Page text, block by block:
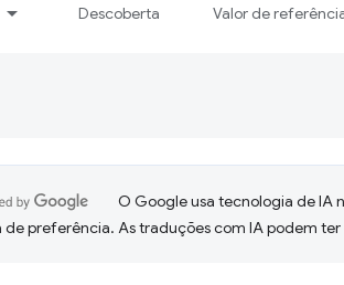
Descoberta Valor de
O Google usa tecnologia de IA
de preferência. As traduções com IA podem ter